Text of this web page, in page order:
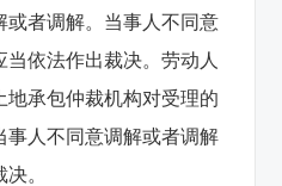
或者调解。当事人不同意
依法作出裁决。劳动人
承包仲裁机构对受理的
事人不同意调解或者调解
。